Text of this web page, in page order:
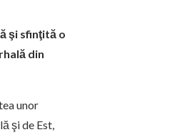
şi sfinţită o
din
unor
şi de Est,